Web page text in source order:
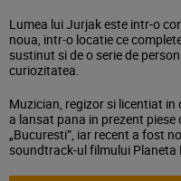
Lumea lui Jurjak este intr-o
noua, intr-o locatie ce
sustinut si de o serie de
curiozitatea.
Muzician, regizor si licentiat
a lansat pana in prezent piese
„Bucuresti”, iar recent a fost
soundtrack-ul filmului Planeta